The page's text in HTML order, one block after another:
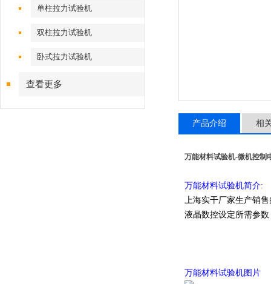
单柱拉力试验机
双柱拉力试验机
卧式拉力试验机
查看更多
产品介绍 相
万能材料试验机-微机控制
万能材料试验机简介:
上海实干厂家生产销
液晶数控设定所需参
万能材料试验机图片